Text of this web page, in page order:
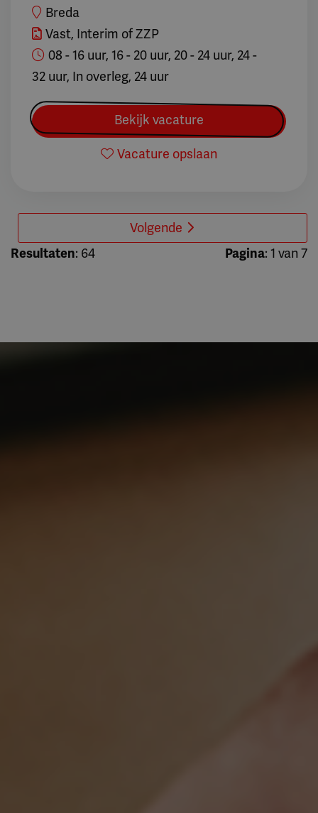
Breda
Vast, Interim of ZZP
08 - 16 uur, 16 - 20 uur, 20 - 24 uur, 24 -
32 uur, In overleg, 24 uur
Bekijk vacature
Vacature opslaan
Resultaten: 64 Pagina: 1 van 7
Volgende